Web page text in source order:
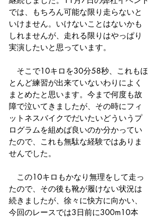
では、もちろん可能な限り走らないと
いけません。いけないことはないかも
しれませんが、走れる限りはやっぱり
実演したいと思っています。
そこで10キロを30分58秒、これもほ
とんど練習が出来ていないわりによく
まとめたと思います。今まで何度も故
障で泣いてきましたが、その時にフィ
ットネスバイクでだいたいどういうプ
ログラムを組めば良いのか分かってい
たので、これも無駄な経験ではありま
せんでした。
この10キロもかなり無理をして走っ
たので、その後も靴が履けない状況は
続きましたが、徐々に快方に向かい、
今回のレースでは3日前に300m10本